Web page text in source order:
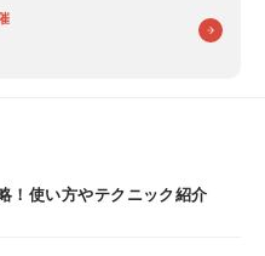
！使い方やテクニック紹介